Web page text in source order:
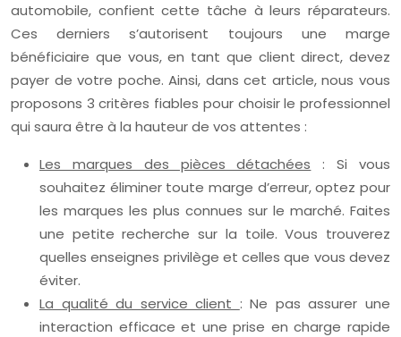
automobile, confient cette tâche à leurs réparateurs.
Ces derniers s’autorisent toujours une marge
bénéficiaire que vous, en tant que client direct, devez
payer de votre poche. Ainsi, dans cet article, nous vous
proposons 3 critères fiables pour choisir le professionnel
qui saura être à la hauteur de vos attentes :
Les marques des pièces détachées : Si vous
souhaitez éliminer toute marge d’erreur, optez pour
les marques les plus connues sur le marché. Faites
une petite recherche sur la toile. Vous trouverez
quelles enseignes privilège et celles que vous devez
éviter.
La qualité du service client : Ne pas assurer une
interaction efficace et une prise en charge rapide